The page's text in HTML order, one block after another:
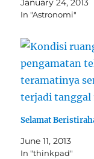
January 24, 2013
In "Astronomi"
Selamat
June 11, 2013
In "thinkpad"